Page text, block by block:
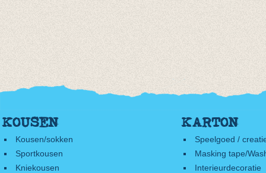
KOUSEN
Kousen/sokken
Sportkousen
Kniekousen
KARTON
Speelgoed /
Masking tape/
Interieurdecoratie